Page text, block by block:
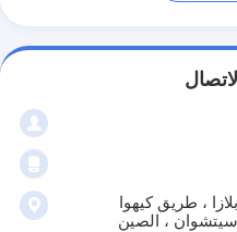
بلازا ، طريق كيهوا
، الصين